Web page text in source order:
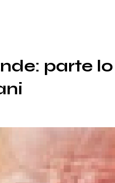
parte